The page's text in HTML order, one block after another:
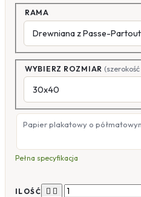
RAMA
WYBIERZ ROZMIAR
Papier plakatowy o
Pełna specyfikacja
ILOŚĆ  